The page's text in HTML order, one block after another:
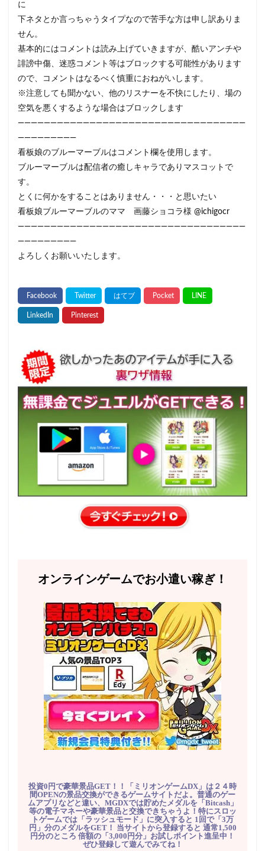
に
下ネタとか言っちゃうタイプなので苦手な方は申し訳ありま
せん。
基本的にはコメントは読み上げていきますが、酷いアンチや
誹謗中傷、迷惑コメント等はブロックする可能性があります
ので、コメントはなるべく慎重におねがいします。
※注意しても聞かない、他のリスナーを不快にしたり、場の
空気を悪くするような場合はブロックします
———————————————————————————————————
—————————
看板娘のブルーマーブルはコメント欄を使用します。
ブルーマーブルは配信者の癒しキャラでありマスコットで
す。
とくに何かをすることはありません・・・と思いたい
看板娘ブルーマーブルのママ 画藤ショコラ様 @ichigocr
———————————————————————————————————
—————————
よろしくお願いいたします。
オンラインゲームでお小遣い稼ぎ！
投資0円で豪華景品GET！！「ミリオンゲームDX」は２４時
間OPENの景品交換ができるゲームサイトだよ。普通のゲー
ムアプリなどと違い、MGDXでは貯めたメダルを「Bitcash」
等の電子マネーや豪華景品と交換できちゃうよ！特にスロッ
トゲームでは「ラッシュモード」に突入すると 1回で「3万
円」分のメダルをGET！ 当サイトから登録すると 通常1,500
円分のところ 倍額の「3,000円分」お試しポイント進呈中！
ぜひ登録して遊んでみてね！